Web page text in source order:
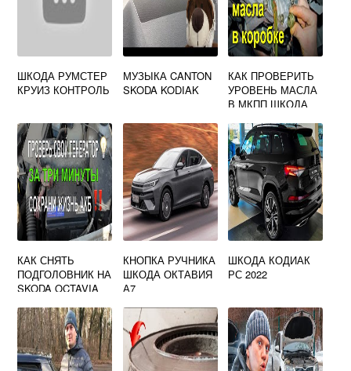
ШКОДА РУМСТЕР
КРУИЗ КОНТРОЛЬ
МУЗЫКА CANTON
SKODA KODIAK
КАК ПРОВЕРИТЬ
УРОВЕНЬ МАСЛА
В МКПП ШКОДА
КАК СНЯТЬ
ПОДГОЛОВНИК НА
SKODA OCTAVIA
КНОПКА РУЧНИКА
ШКОДА ОКТАВИЯ
А7
ШКОДА КОДИАК
РС 2022